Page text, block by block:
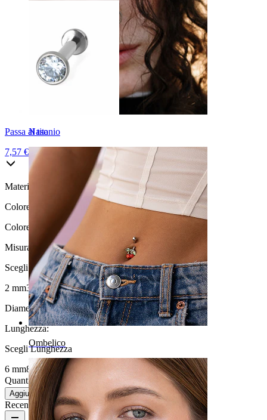
Naso
Ombelico
Passa al titanio
7,57 € 8,90 €
Materiale:
Acciaio chirurgico
Colore:
Grigio argento
Colore della pietra:Trasparente
Misura della sfera
Scegli Misura della sfera
2 mm3 mm
Diametro del filo:1,2 mm
Lunghezza:
Scegli Lunghezza
6 mm8 mm10 mm
Quantità: 1 Modifica
Aggiungi al carrello
Recensioni del prodotto